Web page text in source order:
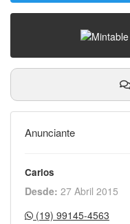
Anunciante
Carlos
Desde: 27 Abril 2015
(19) 99145-4563